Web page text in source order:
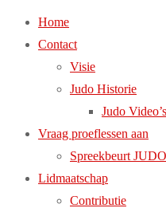
Home
Contact
Visie
Judo Historie
Judo Video’s
Vraag proeflessen aan
Spreekbeurt JUDO
Lidmaatschap
Contributie